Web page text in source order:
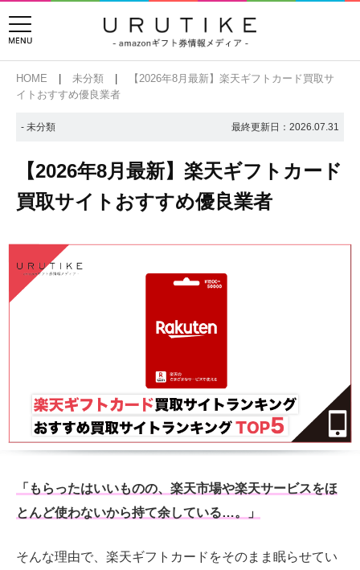
HOME 未分類
【2026年8月最新】楽天ギフトカード買取サ
イトおすすめ優良業者
- 未分類 最終更新日： 2026.07.31
【2026年8月最新】楽天ギフトカード
買取サイトおすすめ優良業者
「もらったはいいものの、楽天市場や楽天サービスをほ
とんど使わないから持て余している…。」
そんな理由で、楽天ギフトカードをそのまま眠らせてい